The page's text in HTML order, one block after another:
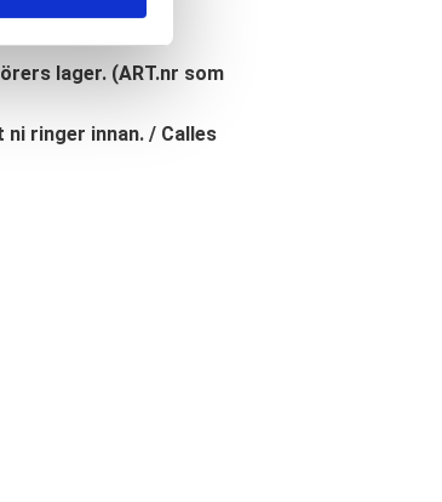
lager. (ART.nr som
ringer innan. / Calles